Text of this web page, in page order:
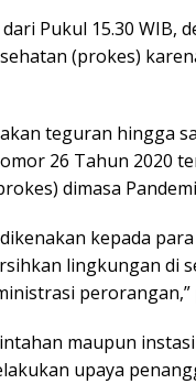
Pukul 15.30 WIB,
(prokes)
teguran hingga
26 Tahun 2020
dimasa
kepada
lingkungan di
perorangan,”
maupun
upaya